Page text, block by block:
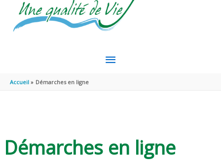
MENU
Accueil Démarches en ligne
Démarches en ligne